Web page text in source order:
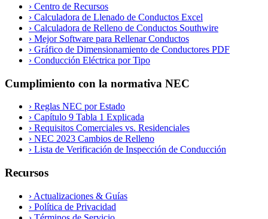
› Centro de Recursos
› Calculadora de Llenado de Conductos Excel
› Calculadora de Relleno de Conductos Southwire
› Mejor Software para Rellenar Conductos
› Gráfico de Dimensionamiento de Conductores PDF
› Conducción Eléctrica por Tipo
Cumplimiento con la normativa NEC
› Reglas NEC por Estado
› Capítulo 9 Tabla 1 Explicada
› Requisitos Comerciales vs. Residenciales
› NEC 2023 Cambios de Relleno
› Lista de Verificación de Inspección de Conducción
Recursos
› Actualizaciones & Guías
› Política de Privacidad